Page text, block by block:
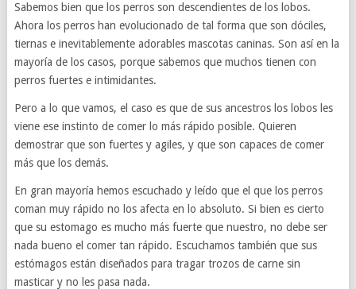
Sabemos bien que los perros son descendientes de los lobos.
Ahora los perros han evolucionado de tal forma que son dóciles,
tiernas e inevitablemente adorables mascotas caninas. Son así en la
mayoría de los casos, porque sabemos que muchos tienen con
perros fuertes e intimidantes.
Pero a lo que vamos, el caso es que de sus ancestros los lobos les
viene ese instinto de comer lo más rápido posible. Quieren
demostrar que son fuertes y agiles, y que son capaces de comer
más que los demás.
En gran mayoría hemos escuchado y leído que el que los perros
coman muy rápido no los afecta en lo absoluto. Si bien es cierto
que su estomago es mucho más fuerte que nuestro, no debe ser
nada bueno el comer tan rápido. Escuchamos también que sus
estómagos están diseñados para tragar trozos de carne sin
masticar y no les pasa nada.